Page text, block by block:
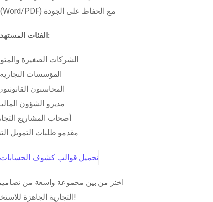
طباعة بعدة صيغ (Word/PDF) مع الحفاظ على الجودة
الفئات المستهدفة:
الشركات الصغيرة
المؤسسات التجارية
المحاسبون
مديرو الشؤون
أصحاب المشاريع
مقدمو طلبات التمويل
اختر من بين مجموعة واسعة من
التجارية الجاهزة للاستخدام الفوري!